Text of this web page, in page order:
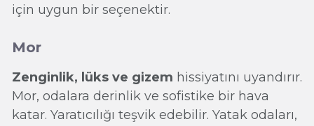
için uygun bir seçenektir.
Mor
Zenginlik, lüks ve gizem hissiyatını uyandırır.
Mor, odalara derinlik ve sofistike bir hava
katar. Yaratıcılığı teşvik edebilir. Yatak odaları,